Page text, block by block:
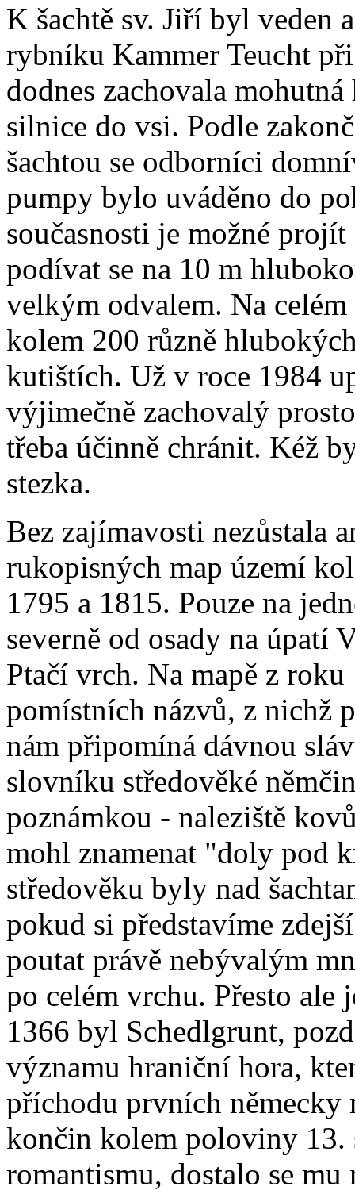
K šachtě sv. Jiří byl veden
rybníku Kammer Teucht
dodnes zachovala
silnice do vsi. Podle
šachtou se odborníci
pumpy bylo uváděno do
současnosti je možné
podívat se na 10 m
velkým odvalem. Na
kolem 200 různě
kutištích. Už v roce 1984
výjimečně zachovalý
třeba účinně chránit. Kéž
stezka.
Bez zajímavosti nezůstala
rukopisných map území
1795 a 1815. Pouze na
severně od osady na úpatí
Ptačí vrch. Na mapě z roku
pomístních názvů, z nichž
nám připomíná dávnou
slovníku středověké
poznámkou - naleziště
mohl znamenat "doly pod
středověku byly nad
pokud si představíme
poutat právě nebývalým
po celém vrchu. Přesto ale
1366 byl Schedlgrunt,
významu hraniční hora,
příchodu prvních
končin kolem poloviny
romantismu, dostalo se